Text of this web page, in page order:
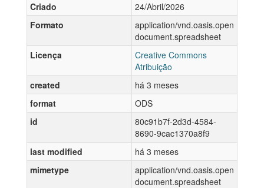
Criado
24/Abril/2026
Formato
application/vnd.oasis.open
document.spreadsheet
Licença
Creative Commons
Atribuição
created
há 3 meses
format
ODS
id
80c91b7f-2d3d-4584-
8690-9cac1370a8f9
last modified
há 3 meses
mimetype
application/vnd.oasis.open
document.spreadsheet